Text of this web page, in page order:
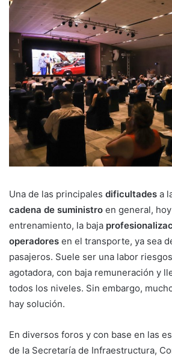
Una de las principales dificultades a
cadena de suministro en general,
entrenamiento, la baja
operadores en el transporte, ya sea
pasajeros. Suele ser una labor
agotadora, con baja remuneración y
todos los niveles. Sin embargo,
hay solución.
En diversos foros y con base en las
de la Secretaría de Infraestructura,